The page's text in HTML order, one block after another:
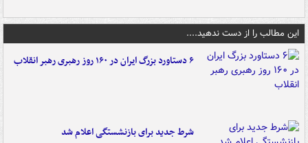
این مطالب را از دست ندهید....
۶ دستاورد بزرگ ایران در ۱۶۰ روز رهبری رهبر انقلاب
شرط جدید برای بازنشستگی اعلام شد